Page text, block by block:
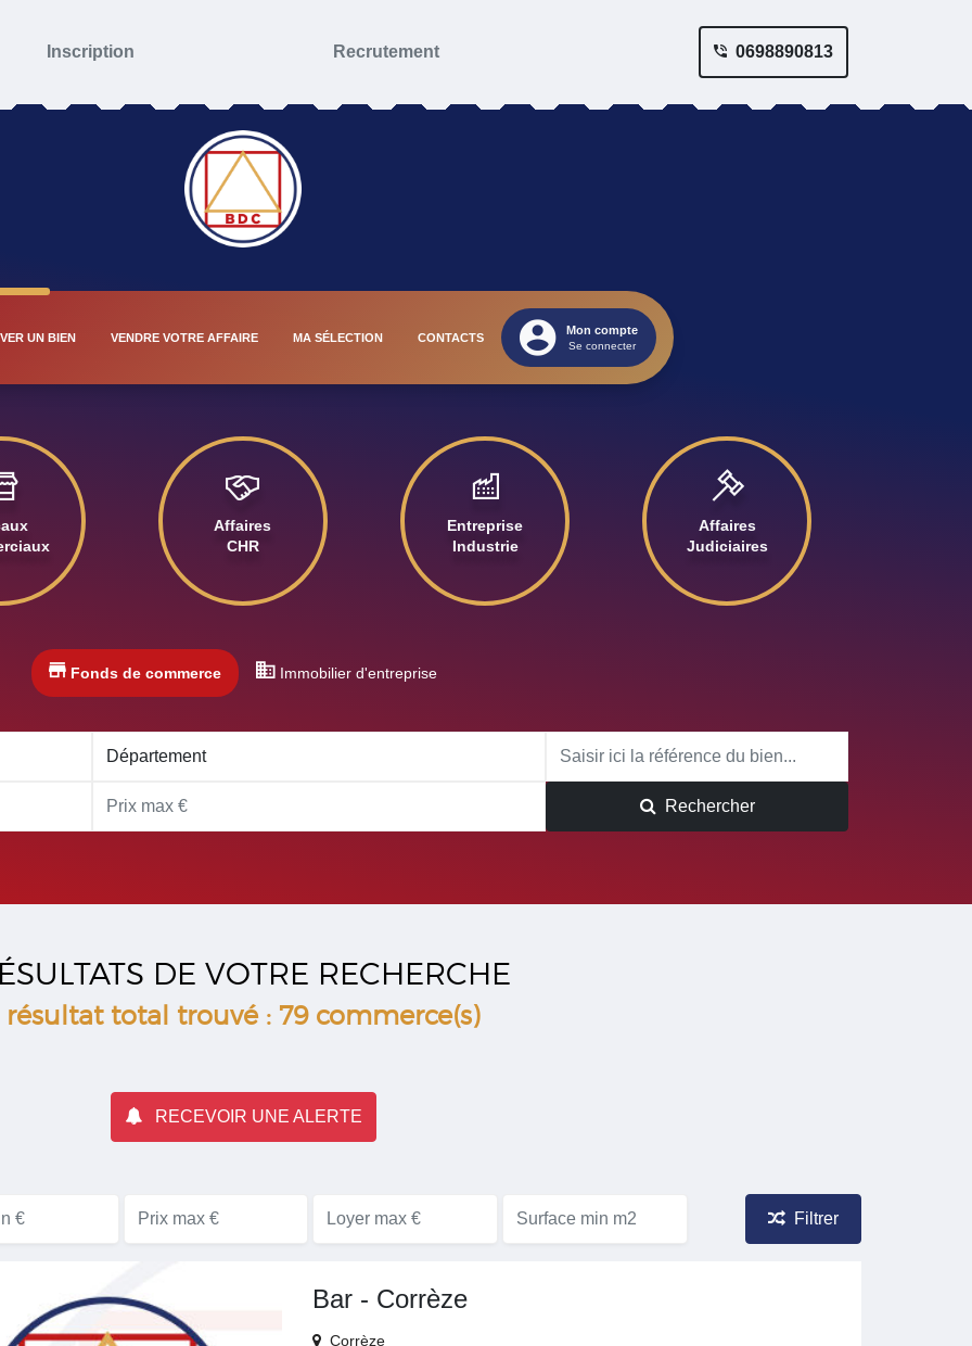
Inscription Recrutement 0698890813
UN BIEN VENDRE VOTRE AFFAIRE MA SÉLECTION CONTACTS
Mon compte
Se connecter
Affaires
CHR
Entreprise
Industrie
Affaires
Judiciaires
Fonds de commerce Immobilier d'entreprise
Rechercher
DE VOTRE RECHERCHE
résultat total trouvé : 79 commerce(s)
RECEVOIR UNE ALERTE
Filtrer
Bar - Corrèze
Corrèze